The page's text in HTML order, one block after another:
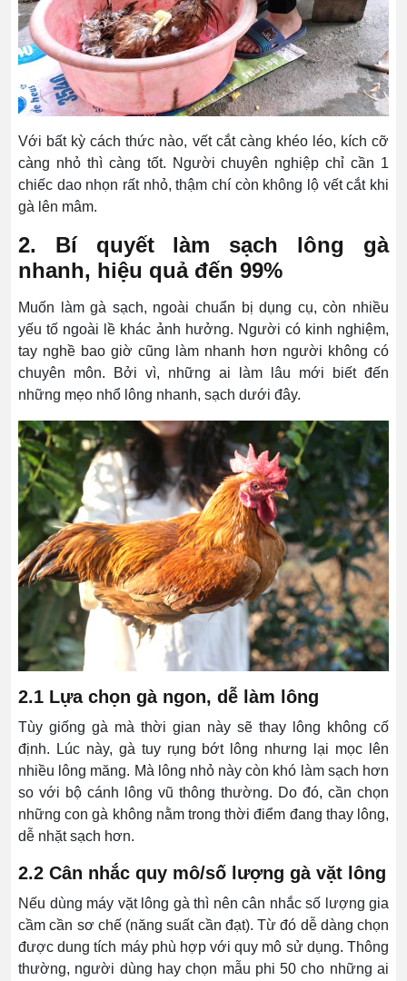
Với bất kỳ cách thức nào, vết cắt càng khéo léo, kích cỡ
càng nhỏ thì càng tốt. Người chuyên nghiệp chỉ cần 1
chiếc dao nhọn rất nhỏ, thậm chí còn không lộ vết cắt khi
gà lên mâm.
2. Bí quyết làm sạch lông gà
nhanh, hiệu quả đến 99%
Muốn làm gà sạch, ngoài chuẩn bị dụng cụ, còn nhiều
yếu tố ngoài lề khác ảnh hưởng. Người có kinh nghiệm,
tay nghề bao giờ cũng làm nhanh hơn người không có
chuyên môn. Bởi vì, những ai làm lâu mới biết đến
những mẹo nhổ lông nhanh, sạch dưới đây.
2.1 Lựa chọn gà ngon, dễ làm lông
Tùy giống gà mà thời gian này sẽ thay lông không cố
định. Lúc này, gà tuy rụng bớt lông nhưng lại mọc lên
nhiều lông măng. Mà lông nhỏ này còn khó làm sạch hơn
so với bộ cánh lông vũ thông thường. Do đó, cần chọn
những con gà không nằm trong thời điểm đang thay lông,
dễ nhặt sạch hơn.
2.2 Cân nhắc quy mô/số lượng gà vặt lông
Nếu dùng máy vặt lông gà thì nên cân nhắc số lượng gia
cầm cần sơ chế (năng suất cần đạt). Từ đó dễ dàng chọn
được dung tích máy phù hợp với quy mô sử dụng. Thông
thường, người dùng hay chọn mẫu phi 50 cho những ai